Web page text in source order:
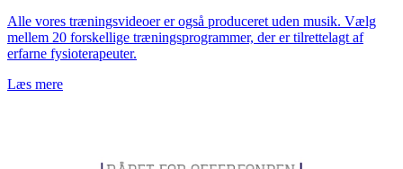
Alle vores træningsvideoer er også produceret uden musik. Vælg
mellem 20 forskellige træningsprogrammer, der er tilrettelagt af
erfarne fysioterapeuter.
Læs mere